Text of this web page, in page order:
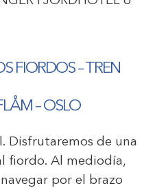
FIORDOS– TREN
–OSLO
Disfrutaremos de una
fiordo. Al mediodía,
por el brazo